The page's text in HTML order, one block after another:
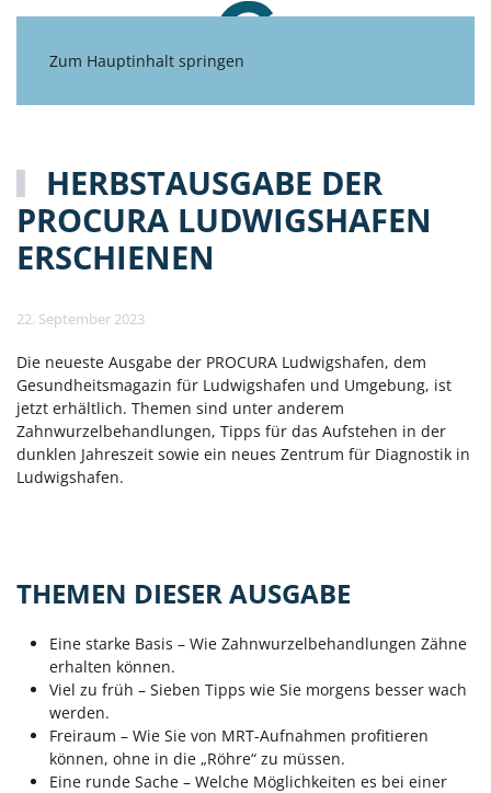
Zum Hauptinhalt springen
HERBSTAUSGABE DER
PROCURA LUDWIGSHAFEN
ERSCHIENEN
22. September 2023
Die neueste Ausgabe der PROCURA Ludwigshafen, dem
Gesundheitsmagazin für Ludwigshafen und Umgebung, ist
jetzt erhältlich. Themen sind unter anderem
Zahnwurzelbehandlungen, Tipps für das Aufstehen in der
dunklen Jahreszeit sowie ein neues Zentrum für Diagnostik in
Ludwigshafen.
THEMEN DIESER AUSGABE
Eine starke Basis – Wie Zahnwurzelbehandlungen Zähne
erhalten können.
Viel zu früh – Sieben Tipps wie Sie morgens besser wach
werden.
Freiraum – Wie Sie von MRT-Aufnahmen profitieren
können, ohne in die „Röhre“ zu müssen.
Eine runde Sache – Welche Möglichkeiten es bei einer